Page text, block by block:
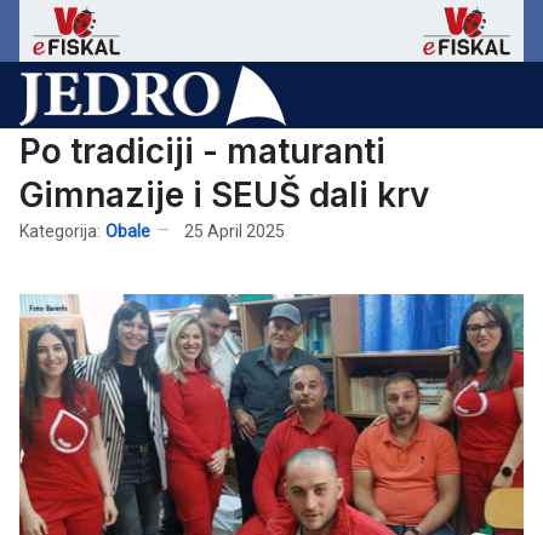
Po tradiciji - maturanti
Gimnazije i SEUŠ dali krv
Kategorija: Obale 25 April 2025